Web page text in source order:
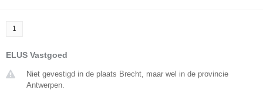
1
ELUS Vastgoed
Niet gevestigd in de plaats Brecht, maar wel in de provincie
Antwerpen.